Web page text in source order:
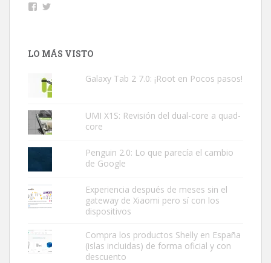
Facebook
LO MÁS VISTO
Galaxy Tab 2 7.0: ¡Root en Pocos pasos!
UMI X1S: Revisión del dual-core a quad-
core
Penguin 2.0: Lo que parecía el cambio
de Google
Experiencia después de meses sin el
gateway de Xiaomi pero sí con los
dispositivos
Compra los productos Shelly en España
(islas incluidas) de forma oficial y con
descuento